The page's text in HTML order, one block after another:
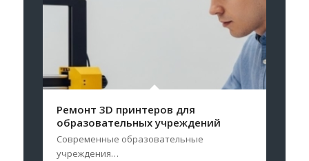
Ремонт 3D принтеров для
образовательных учреждений
Современные образовательные
учреждения…